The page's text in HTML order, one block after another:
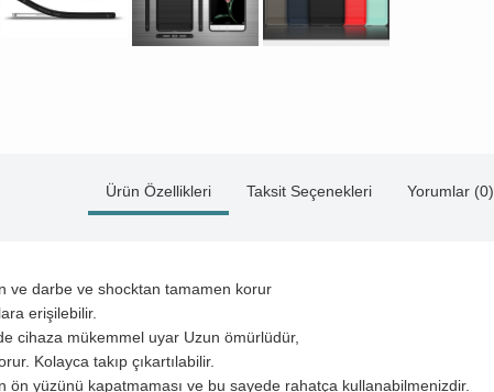
Ürün Özellikleri Taksit Seçenekleri Yorumlar (0)
ve darbe ve shocktan tamamen korur
erişilebilir.
cihaza mükemmel uyar Uzun ömürlüdür,
Kolayca takıp çıkartılabilir.
ön yüzünü kapatmaması ve bu sayede rahatça kullanabilmenizdir.